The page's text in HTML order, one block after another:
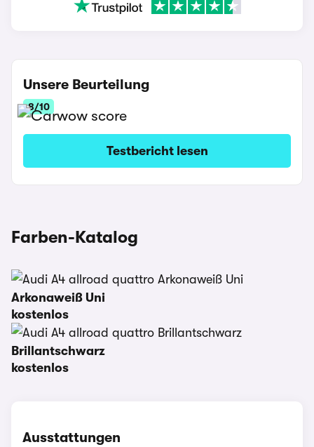
Unsere Beurteilung
8/10
Testbericht lesen
Farben-Katalog
Arkonaweiß Uni
kostenlos
Brillantschwarz
kostenlos
Ausstattungen